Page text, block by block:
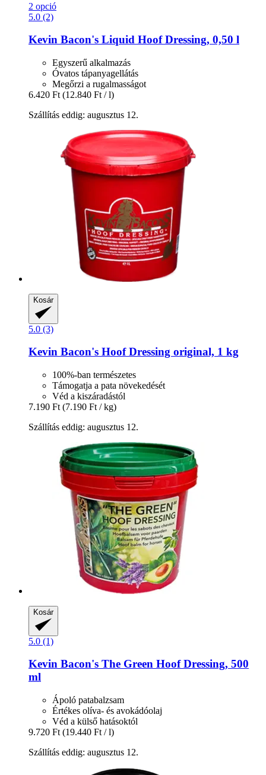
2 opció
5.0 (2)
Kevin Bacon's Liquid Hoof Dressing, 0,50 l
Egyszerű alkalmazás
Óvatos tápanyagellátás
Megőrzi a rugalmasságot
6.420 Ft (12.840 Ft / l)
Szállítás eddig: augusztus 12.
Kosár
5.0 (3)
Kevin Bacon's Hoof Dressing original, 1 kg
100%-ban természetes
Támogatja a pata növekedését
Véd a kiszáradástól
7.190 Ft (7.190 Ft / kg)
Szállítás eddig: augusztus 12.
Kosár
5.0 (1)
Kevin Bacon's The Green Hoof Dressing, 500
ml
Ápoló patabalzsam
Értékes olíva- és avokádóolaj
Véd a külső hatásoktól
9.720 Ft (19.440 Ft / l)
Szállítás eddig: augusztus 12.